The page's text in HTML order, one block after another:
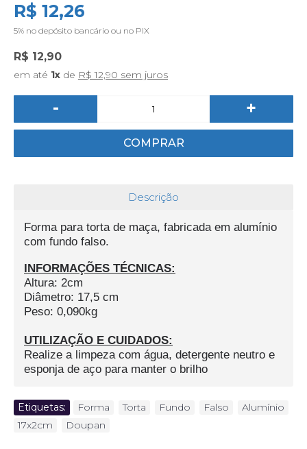
R$ 12,26
5% no depósito bancário ou no PIX
R$ 12,90
em até 1x de R$ 12,90 sem juros
- +
COMPRAR
Descrição
Forma para torta de maça, fabricada em alumínio
com fundo falso.
INFORMAÇÕES TÉCNICAS:
Altura: 2cm
Diâmetro: 17,5 cm
Peso: 0,090kg
UTILIZAÇÃO E CUIDADOS:
Realize a limpeza com água, detergente neutro e
esponja de aço para manter o brilho
Etiquetas: Forma Torta Fundo Falso Alumínio
17x2cm
Doupan